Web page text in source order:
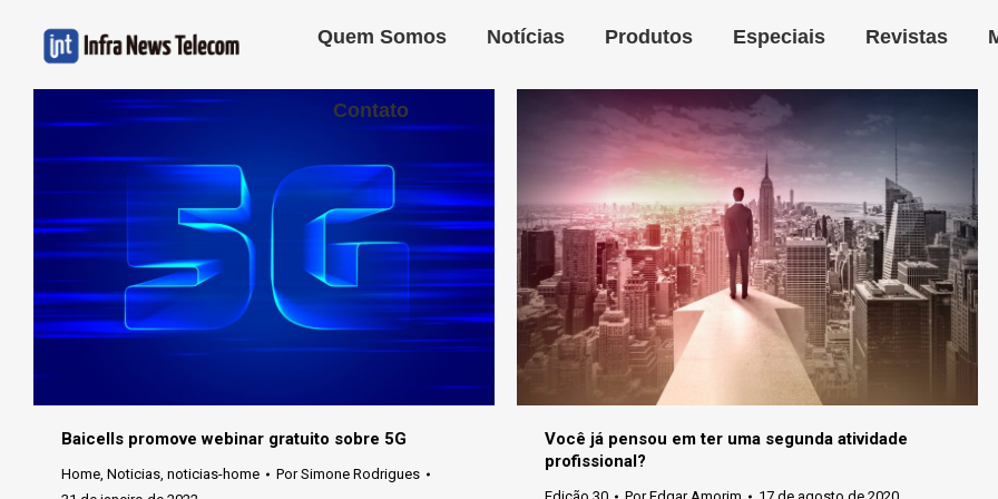
Quem Somos Notícias Produtos Especiais Revistas
Contato
Baicells promove webinar gratuito sobre 5G
Home, Noticias, noticias-home PorSimone Rodrigues
Você já pensou em ter uma segunda atividade
profissional?